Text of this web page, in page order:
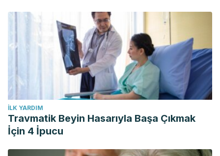
Guilford, J. M., & Pezzuto, J. M. (2011). Wine and health: A
review. American Journal of Enology and Viticulture.
https://doi.org/10.5344/ajev.2011.11013
İLK YARDIM
Travmatik Beyin Hasarıyla Başa Çıkmak
İçin 4 İpucu